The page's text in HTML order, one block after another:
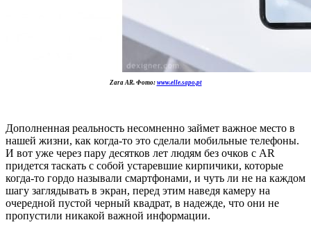
Zara AR. Фото: www.elle.sapo.pt
Дополненная реальность несомненно займет важное место в
нашей жизни, как когда-то это сделали мобильные телефоны.
И вот уже через пару десятков лет людям без очков с AR
придется таскать с собой устаревшие кирпичики, которые
когда-то гордо называли смартфонами, и чуть ли не на каждом
шагу заглядывать в экран, перед этим наведя камеру на
очередной пустой черный квадрат, в надежде, что они не
пропустили никакой важной информации.